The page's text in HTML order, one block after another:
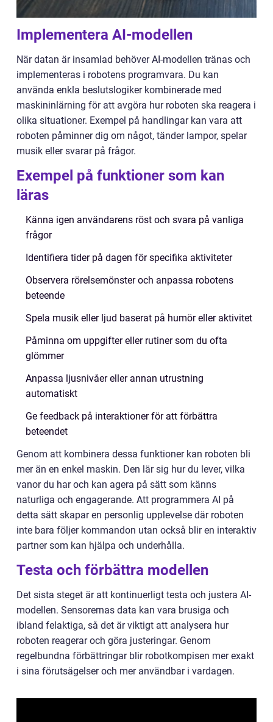
Implementera AI-modellen
När datan är insamlad behöver AI-modellen tränas och
implementeras i robotens programvara. Du kan
använda enkla beslutslogiker kombinerade med
maskininlärning för att avgöra hur roboten ska reagera i
olika situationer. Exempel på handlingar kan vara att
roboten påminner dig om något, tänder lampor, spelar
musik eller svarar på frågor.
Exempel på funktioner som kan
läras
Känna igen användarens röst och svara på vanliga
frågor
Identifiera tider på dagen för specifika aktiviteter
Observera rörelsemönster och anpassa robotens
beteende
Spela musik eller ljud baserat på humör eller aktivitet
Påminna om uppgifter eller rutiner som du ofta
glömmer
Anpassa ljusnivåer eller annan utrustning
automatiskt
Ge feedback på interaktioner för att förbättra
beteendet
Genom att kombinera dessa funktioner kan roboten bli
mer än en enkel maskin. Den lär sig hur du lever, vilka
vanor du har och kan agera på sätt som känns
naturliga och engagerande. Att programmera AI på
detta sätt skapar en personlig upplevelse där roboten
inte bara följer kommandon utan också blir en interaktiv
partner som kan hjälpa och underhålla.
Testa och förbättra modellen
Det sista steget är att kontinuerligt testa och justera AI-
modellen. Sensorernas data kan vara brusiga och
ibland felaktiga, så det är viktigt att analysera hur
roboten reagerar och göra justeringar. Genom
regelbundna förbättringar blir robotkompisen mer exakt
i sina förutsägelser och mer användbar i vardagen.